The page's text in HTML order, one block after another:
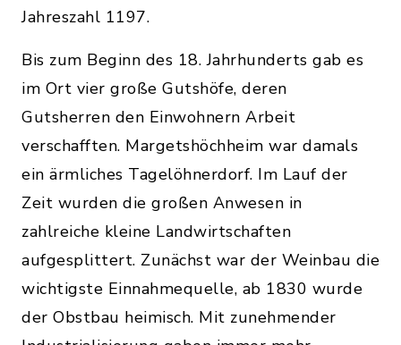
Jahreszahl 1197.
Bis zum Beginn des 18. Jahrhunderts gab es
im Ort vier große Gutshöfe, deren
Gutsherren den Einwohnern Arbeit
verschafften. Margetshöchheim war damals
ein ärmliches Tagelöhnerdorf. Im Lauf der
Zeit wurden die großen Anwesen in
zahlreiche kleine Landwirtschaften
aufgesplittert. Zunächst war der Weinbau die
wichtigste Einnahmequelle, ab 1830 wurde
der Obstbau heimisch. Mit zunehmender